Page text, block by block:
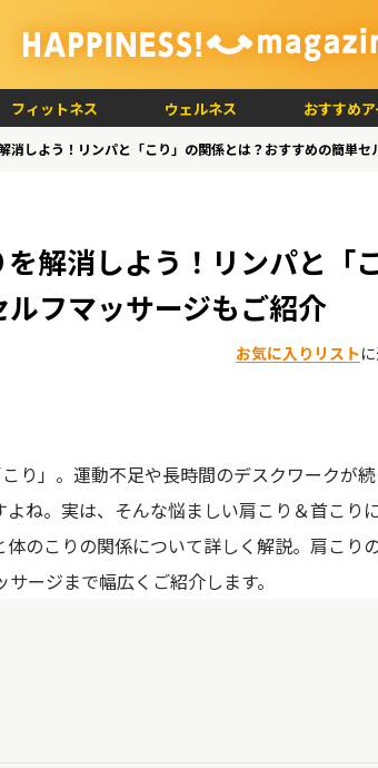
フィットネス ウェルネス おすすめ
消しよう！リンパと「こり」の関係とは？おすすめの簡単
解消しよう！リンパと「
フマッサージもご紹介
お気に入りリスト
り」。運動不足や長時間のデスクワークが続
ね。実は、そんな悩ましい肩こり＆首こり
のこりの関係について詳しく解説。肩こり
ージまで幅広くご紹介します。